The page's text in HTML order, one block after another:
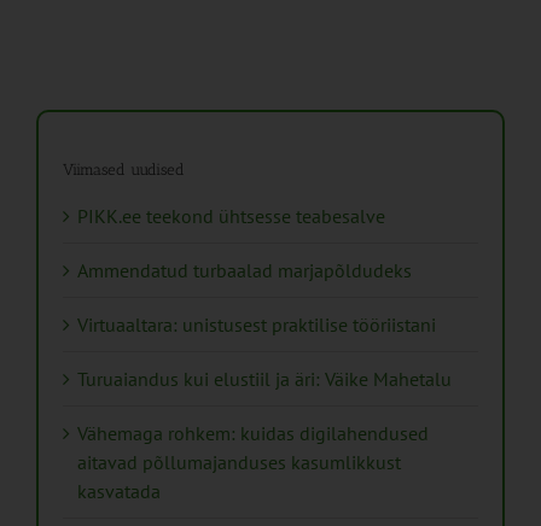
Viimased uudised
PIKK.ee teekond ühtsesse teabesalve
Ammendatud turbaalad marjapõldudeks
Virtuaaltara: unistusest praktilise tööriistani
Turuaiandus kui elustiil ja äri: Väike Mahetalu
Vähemaga rohkem: kuidas digilahendused
aitavad põllumajanduses kasumlikkust
kasvatada